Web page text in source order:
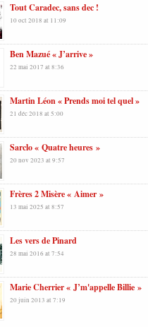
Tout Caradec, sans dec !
10 oct 2018 at 11:09
Ben Mazué « J’arrive »
22 mai 2017 at 8:36
Martin Léon « Prends moi tel quel »
21 déc 2018 at 5:00
Sarclo « Quatre heures »
20 nov 2023 at 9:57
Frères 2 Misère « Aimer »
13 mai 2025 at 8:57
Les vers de Pinard
28 mai 2016 at 7:54
Marie Cherrier « J’m'appelle Billie »
20 juin 2013 at 7:19